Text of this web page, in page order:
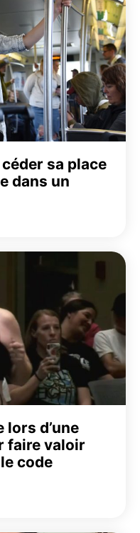
sa place
dans un
lors d’une
faire valoir
code